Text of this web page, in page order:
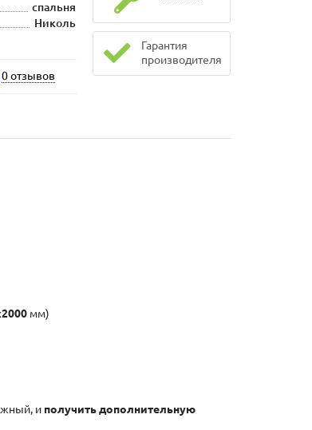
спальня
Николь
0 отзывов
Гарантия
производителя
мм)
и получить дополнительную